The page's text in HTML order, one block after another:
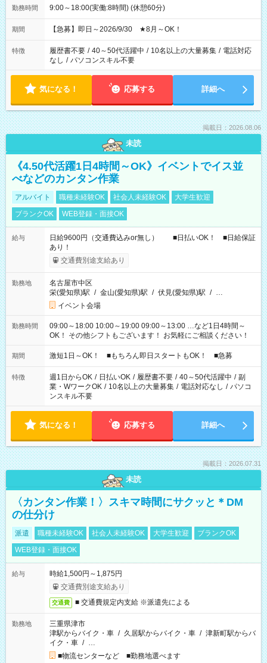
勤務時間 9:00～18:00(実働:8時間) (休憩60分)
期間 【急募】即日～2026/9/30 ★8月～OK！
特徴 履歴書不要 / 40～50代活躍中 / 10名以上の大量募集 / 電話対応
なし / パソコンスキル不要
気になる！ 応募する 詳細へ
掲載日：2026.08.06
未読
《4.50代活躍1日4時間～OK》イベントでイス並
べなどのカンタン作業
アルバイト 職種未経験OK 社会人未経験OK
大学生歓迎
ブランクOK
WEB登録・面接OK
給与
日給9600円（交通費込みor無し） ■日払いOK！ ■日給保証
あり！
交通費別途支給あり
勤務地
名古屋市中区
栄(愛知県)駅 / 金山(愛知県)駅 / 伏見(愛知県)駅 / …
イベント会場
勤務時間
09:00～18:00 10:00～19:00 09:00～13:00 …など1日4時間～
OK！ その他シフトもございます！ お気軽にご相談ください！
期間 激短1日～OK！ ■もちろん即日スタートもOK！ ■急募
特徴 週1日からOK / 日払いOK / 履歴書不要 / 40～50代活躍中 / 副
業・WワークOK / 10名以上の大量募集 / 電話対応なし / パソコ
ンスキル不要
気になる！ 応募する 詳細へ
掲載日：2026.07.31
未読
〈カンタン作業！〉スキマ時間にサクッと＊DM
の仕分け
派遣 職種未経験OK 社会人未経験OK 大学生歓迎
ブランクOK
WEB登録・面接OK
給与
時給1,500円～1,875円
交通費別途支給あり
交通費 ■ 交通費規定内支給 ※派遣先による
勤務地
三重県津市
津駅からバイク・車 / 久居駅からバイク・車 / 津新町駅からバ
イク・車 / …
■物流センターなど ■勤務地選べます